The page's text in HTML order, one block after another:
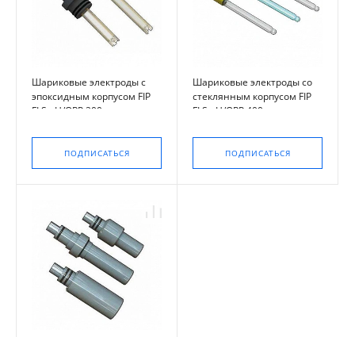
Шариковые электроды с
эпоксидным корпусом FIP
FLS pH/ORP 200
ПОДПИСАТЬСЯ
Шариковые электроды со
стеклянным корпусом FIP
FLS pH/ORP 400
ПОДПИСАТЬСЯ